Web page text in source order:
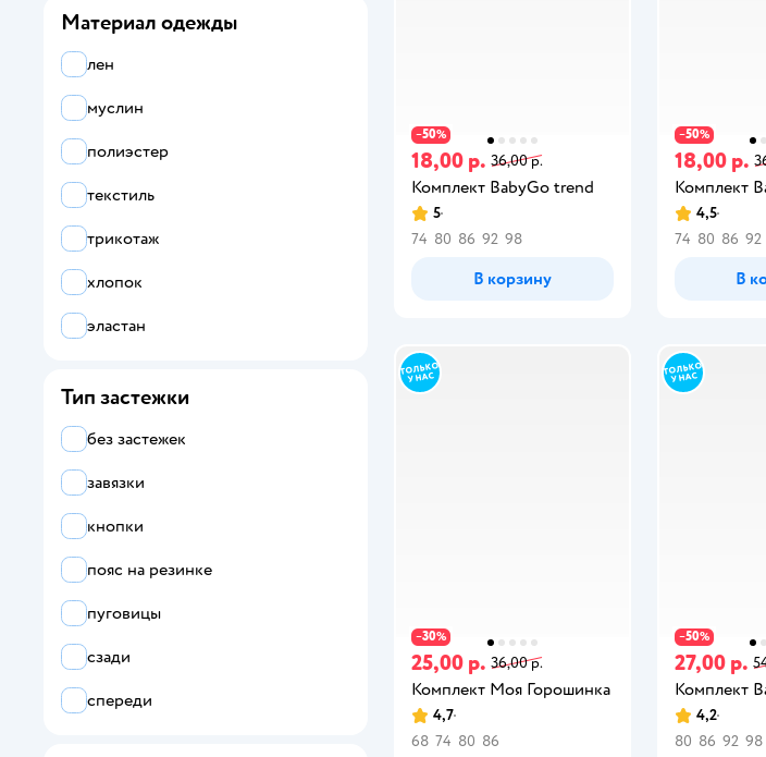
−50%
18,00 р. 36,00 р.
Комплект BabyGo trend
5
74 80 86 92 98
В корзину
−50%
18,00 р.
Комплект
4,5
74 80 86 92
В
−30%
25,00 р. 36,00 р.
Комплект Моя Горошинка
4,7
68 74 80 86
−50%
27,00 р.
Комплект
4,2
80 86 92 98
оранжевый
Материал одежды
лен
муслин
полиэстер
текстиль
трикотаж
хлопок
эластан
Тип застежки
без застежек
завязки
кнопки
пояс на резинке
пуговицы
сзади
спереди